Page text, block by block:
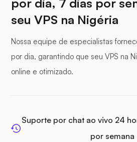
Fotoprisma
por dia, 7 dias por
seu VPS na Nigéria
Nossa equipe de especialistas
por dia, garantindo que seu VPS na
online e otimizado.
Suporte por chat ao vivo 24
por semana